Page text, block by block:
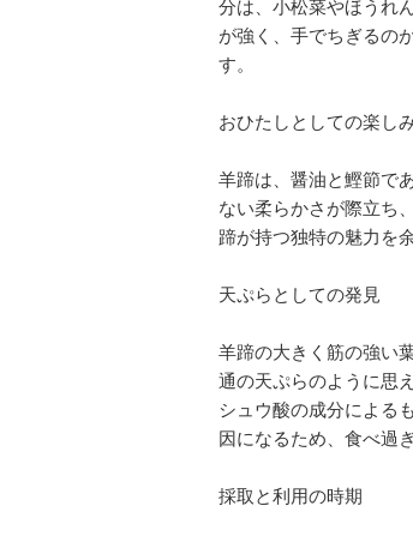
分は、小松菜やほうれ
が強く、手でちぎるの
す。
おひたしとしての楽し
羊蹄は、醤油と鰹節で
ない柔らかさが際立ち
蹄が持つ独特の魅力を
天ぷらとしての発見
羊蹄の大きく筋の強い
通の天ぷらのように思
シュウ酸の成分による
因になるため、食べ過
採取と利用の時期